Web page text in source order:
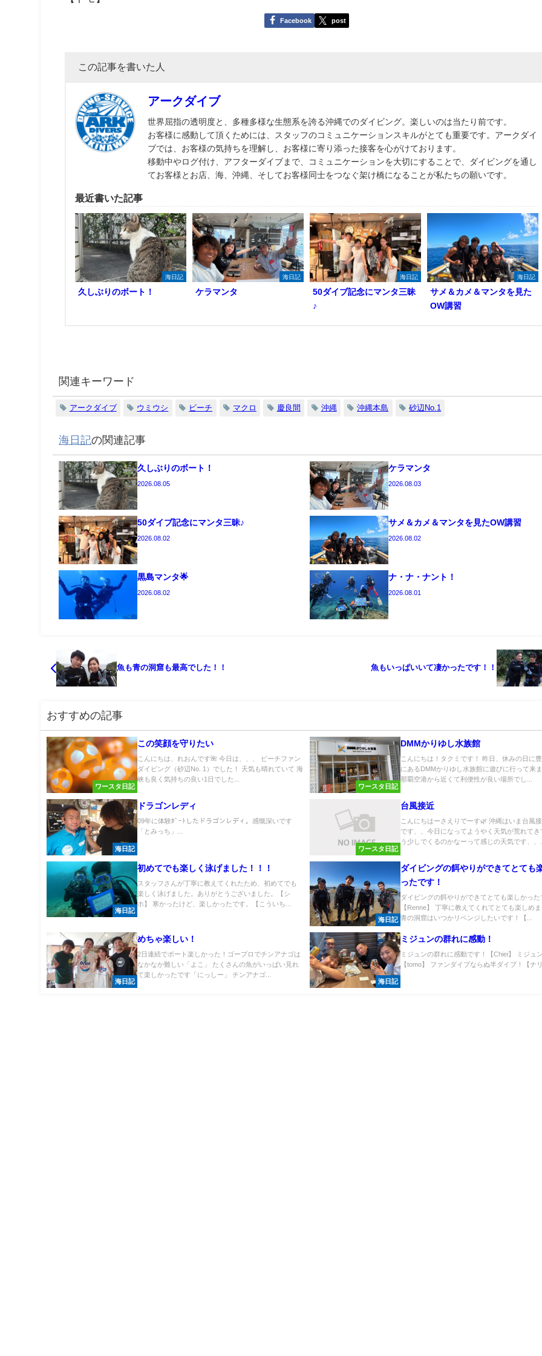
Facebook post
この記事を書いた人
アークダイブ
世界屈指の透明度と、多種多様な生態系を誇る沖縄でのダイビング。楽しいのは当たり前です。
お客様に感動して頂くためには、スタッフのコミュニケーションスキルがとても重要です。アークダイ
ブでは、お客様の気持ちを理解し、お客様に寄り添った接客を心がけております。
移動中やログ付け、アフターダイブまで、コミュニケーションを大切にすることで、ダイビングを通し
てお客様とお店、海、沖縄、そしてお客様同士をつなぐ架け橋になることが私たちの願いです。
最近書いた記事
海日記
久しぶりのボート！
海日記
ケラマンタ
海日記
50ダイブ記念にマンタ三昧
♪
海日記
サメ＆カメ＆マンタを見た
OW講習
関連キーワード
アークダイブ ウミウシ ビーチ マクロ 慶良間 沖縄 沖縄本島 砂辺No.1
海日記の関連記事
久しぶりのボート！
2026.08.05
ケラマンタ
2026.08.03
50ダイブ記念にマンタ三昧♪
2026.08.02
サメ＆カメ＆マンタを見たOW講習
2026.08.02
黒島マンタ🌟
2026.08.02
ナ・ナ・ナント！
2026.08.01
魚も青の洞窟も最高でした！！ 魚もいっぱいいて凄かったです！！
おすすめの記事
ワースタ日記
この笑顔を守りたい
こんにちは、れおんです🌺 今日は、、、 ビーチファン
ダイビング（砂辺No. 1）でした！ 天気も晴れていて 海
峡も良く気持ちの良い1日でした...
ワースタ日記
DMMかりゆし水族館
こんにちは！タクミです！ 昨日、休みの日に
にあるDMMかりゆし水族館に遊びに行って来ま
那覇空港から近くて利便性が良い場所でし...
海日記
ドラゴンレディ
09年に体験ﾎﾞｰﾄしたドラゴンレディ。感慨深いです
「とみっち」...
ワースタ日記
台風接近
こんにちはーさえりでーす🌿 沖縄はいま台風
です、、今日になってようやく天気が荒れてき
う少しでくるのかなーって感じの天気です、、...
海日記
初めてでも楽しく泳げました！！！
スタッフさんが丁寧に教えてくれたため、初めてでも
楽しく泳げました。ありがとうございました。【シ
ホ】 寒かったけど、楽しかったです。【こういち...
海日記
ダイビングの餌やりができてとても
ったです！
ダイビングの餌やりができてとても楽しかった
【Renne】 丁寧に教えてくれてとても楽しめま
青の洞窟はいつかリベンジしたいです！【...
海日記
めちゃ楽しい！
2日連続でボート楽しかった！ゴープロでチンアナゴは
なかなか難しい「よこ」 たくさんの魚がいっぱい見れ
て楽しかったです「にっしー」 チンアナゴ...
海日記
ミジュンの群れに感動！
ミジュンの群れに感動です！【Chiei】 ミジュ
【tomo】 ファンダイブならぬ半ダイブ！【ナリ